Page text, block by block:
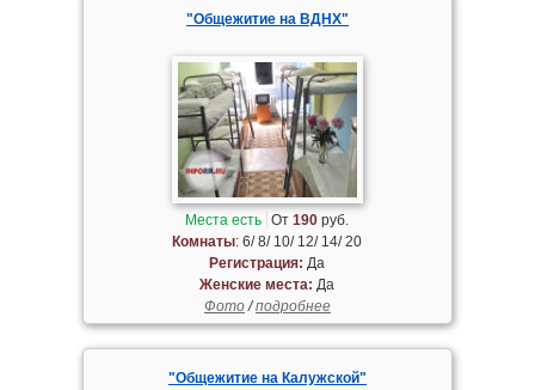
"Общежитие на ВДНХ"
Места есть От190 руб.
Комнаты: 6/ 8/ 10/ 12/ 14/ 20
Регистрация: Да
Женские места: Да
Фото/подробнее
"Общежитие на Калужской"